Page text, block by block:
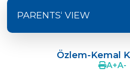
PARENTS‘ VIEW
Özlem-Kemal
A+A-